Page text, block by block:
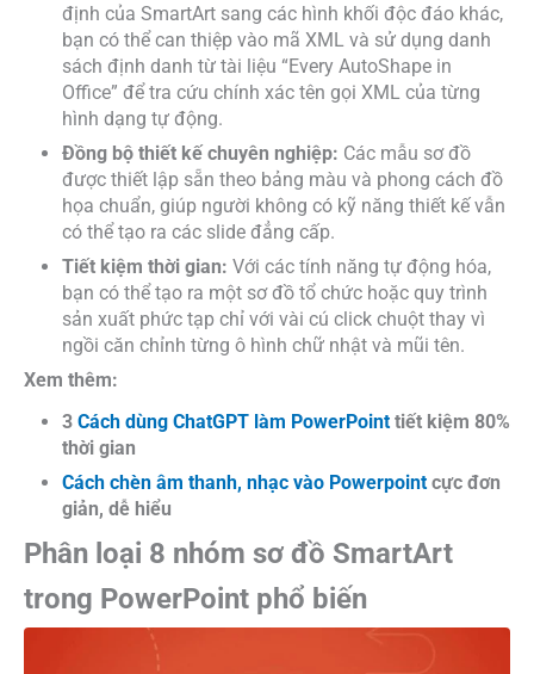
định của SmartArt sang các hình khối độc đáo khác,
bạn có thể can thiệp vào mã XML và sử dụng danh
sách định danh từ tài liệu “Every AutoShape in
Office” để tra cứu chính xác tên gọi XML của từng
hình dạng tự động.
Đồng bộ thiết kế chuyên nghiệp: Các mẫu sơ đồ
được thiết lập sẵn theo bảng màu và phong cách đồ
họa chuẩn, giúp người không có kỹ năng thiết kế vẫn
có thể tạo ra các slide đẳng cấp.
Tiết kiệm thời gian: Với các tính năng tự động hóa,
bạn có thể tạo ra một sơ đồ tổ chức hoặc quy trình
sản xuất phức tạp chỉ với vài cú click chuột thay vì
ngồi căn chỉnh từng ô hình chữ nhật và mũi tên.
Xem thêm:
3 Cách dùng ChatGPT làm PowerPoint tiết kiệm 80%
thời gian
Cách chèn âm thanh, nhạc vào Powerpoint cực đơn
giản, dễ hiểu
Phân loại 8 nhóm sơ đồ SmartArt
trong PowerPoint phổ biến